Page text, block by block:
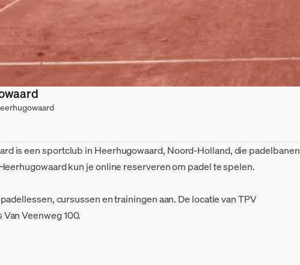
is een sportclub in Heerhugowaard, Noord-Holland, die padelbanen
kun je online reserveren om padel te spelen.
cursussen en trainingen aan. De locatie van TPV
Veenweg 100.